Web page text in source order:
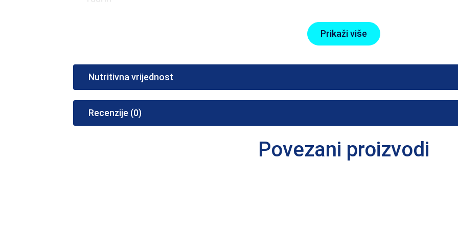
Kofein je prirodna tvar i idealan je ako ponekad želite nešto više. Količina Wolverine od 250
kiselinu (vitamin B5), vitamin B6 i vitamin B12. Ovi vitamini B igraju važnu ulogu u
(niacinamide, pantotenska kiselina, B6, B12).
Prikaži više
Nutritivna vrijednost
Recenzije (0)
Povezani proizvodi